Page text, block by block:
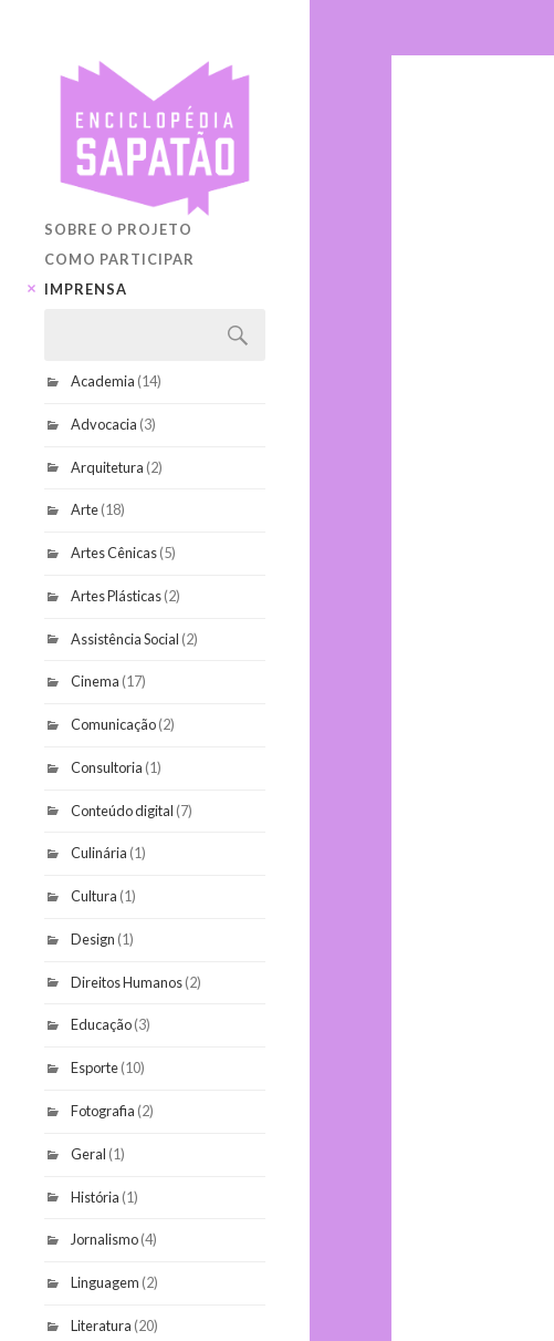
SOBRE O PROJETO
COMO PARTICIPAR
IMPRENSA
Academia (14)
Advocacia (3)
Arquitetura (2)
Arte(18)
Artes Cênicas(5)
Artes Plásticas(2)
Assistência Social (2)
Cinema (17)
Comunicação(2)
Consultoria (1)
Conteúdo digital (7)
Culinária (1)
Cultura (1)
Design (1)
Direitos Humanos(2)
Educação(3)
Esporte(10)
Fotografia (2)
Geral (1)
História (1)
Jornalismo(4)
Linguagem (2)
Literatura (20)